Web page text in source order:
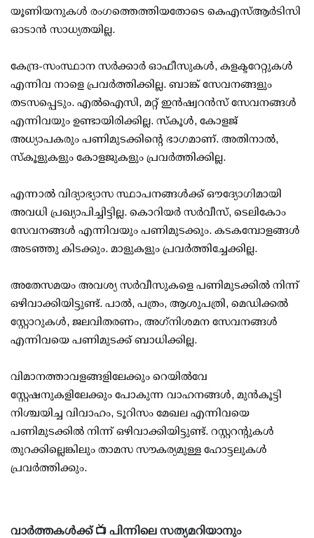
യൂണിയനുകള്‍ രംഗത്തെത്തിയതോടെ കെഎസ്ആര്‍ടിസി
ഓടാന്‍ സാധ്യതയില്ല.
കേന്ദ്ര-സംസ്ഥാന സര്‍ക്കാര്‍ ഓഫീസുകള്‍, കളക്ടറേറ്റുകള്‍
എന്നിവ നാളെ പ്രവര്‍ത്തിക്കില്ല. ബാങ്ക് സേവനങ്ങളും
തടസപ്പെടും. എല്‍ഐസി, മറ്റ് ഇന്‍ഷ്വറന്‍സ് സേവനങ്ങള്‍
എന്നിവയും ഉണ്ടായിരിക്കില്ല. സ്‌കൂള്‍, കോളജ്
അധ്യാപകരും പണിമുടക്കിന്റെ ഭാഗമാണ്. അതിനാല്‍,
സ്‌കൂളുകളും കോളജുകളും പ്രവര്‍ത്തിക്കില്ല.
എന്നാല്‍ വിദ്യാഭ്യാസ സ്ഥാപനങ്ങള്‍ക്ക് ഔദ്യോഗിമായി
അവധി പ്രഖ്യാപിച്ചിട്ടില്ല. കൊറിയര്‍ സര്‍വീസ്, ടെലികോം
സേവനങ്ങള്‍ എന്നിവയും പണിമുടക്കും. കടകമ്പോളങ്ങള്‍
അടഞ്ഞു കിടക്കും. മാളുകളും പ്രവര്‍ത്തിച്ചേക്കില്ല.
അതേസമയം അവശ്യ സര്‍വീസുകളെ പണിമുടക്കില്‍ നിന്ന്
ഒഴിവാക്കിയിട്ടുണ്ട്. പാല്‍, പത്രം, ആശുപത്രി, മെഡിക്കല്‍
സ്റ്റോറുകള്‍, ജലവിതരണം, അഗ്‌നിശമന സേവനങ്ങള്‍
എന്നിവയെ പണിമുടക്ക് ബാധിക്കില്ല.
വിമാനത്താവളങ്ങളിലേക്കും റെയില്‍വേ
സ്റ്റേഷനുകളിലേക്കും പോകുന്ന വാഹനങ്ങള്‍, മുന്‍കൂട്ടി
നിശ്ചയിച്ച വിവാഹം, ടൂറിസം മേഖല എന്നിവയെ
പണിമുടക്കില്‍ നിന്ന് ഒഴിവാക്കിയിട്ടുണ്ട്. റസ്റ്ററന്റുകള്‍
തുറക്കില്ലെങ്കിലും താമസ സൗകര്യമുള്ള ഹോട്ടലുകള്‍
പ്രവര്‍ത്തിക്കും.
വാർത്തകൾക്ക് 📺 പിന്നിലെ സത്യമറിയാനും